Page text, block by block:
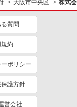
～）活躍中
大阪市中央区 株式
質問
約
ポリシー
護方針
営会社